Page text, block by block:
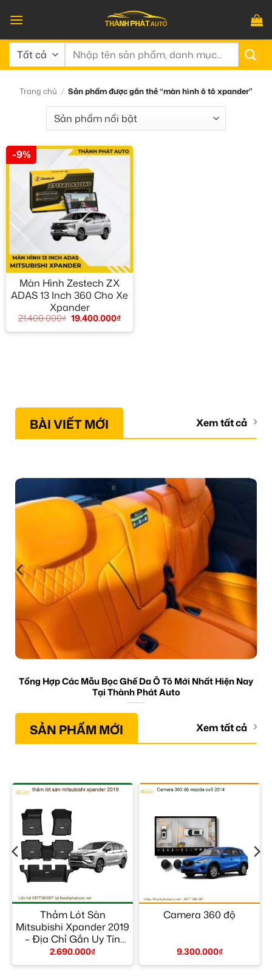
qua
nội
dung
Tìm
Trang chủ / Sản phẩm được gắn thẻ “màn hình ô tô xpander”
-9%
Màn Hình Zestech ZX
ADAS 13 Inch 360 Cho Xe
Xpander
21.400.000₫ 19.400.000₫
BÀI VIẾT MỚI Xem tất cả
Tổng Hợp Các Mẫu Bọc Ghế Da Ô Tô Mới Nhất Hiện Nay
Tại Thành Phát Auto
SẢN PHẨM MỚI Xem tất cả
Thảm Lót Sàn
Mitsubishi Xpander 2019
– Địa Chỉ Gắn Uy Tín
TPHCM
2.690.000₫
Camera 360 độ
9.300.000₫